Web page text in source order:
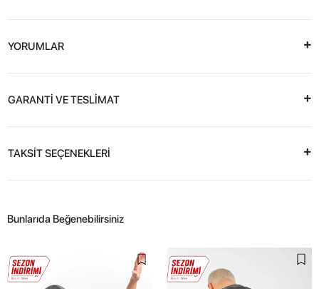
YORUMLAR
GARANTİ VE TESLİMAT
TAKSİT SEÇENEKLERİ
Bunlarıda Beğenebilirsiniz